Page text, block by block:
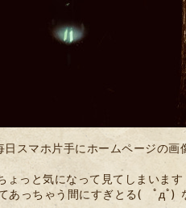
スマホ片手にホームページの
ょっと気になって見てしまいます
あっちゃう間にすぎとる( ﾟдﾟ)